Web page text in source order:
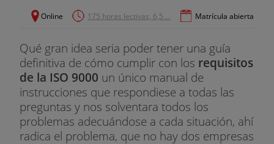
Online 175 horas lectivas, 6,5 ... Matrícula abierta
Qué gran idea seria poder tener una guía
definitiva de cómo cumplir con los requisitos
de la ISO 9000 un único manual de
instrucciones que respondiese a todas las
preguntas y nos solventara todos los
problemas adecuándose a cada situación, ahí
radica el problema, que no hay dos empresas